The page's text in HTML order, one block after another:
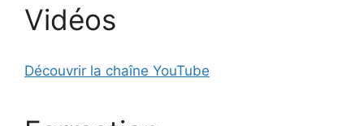
Vidéos
Découvrir la chaîne YouTube